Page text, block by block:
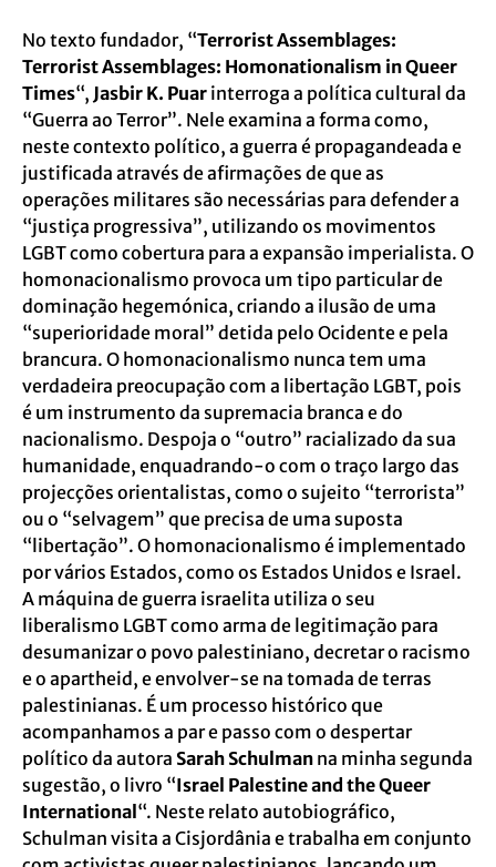
No texto fundador, “Terrorist Assemblages:
Terrorist Assemblages: Homonationalism in Queer
Times“, Jasbir K. Puar interroga a política cultural da
“Guerra ao Terror”. Nele examina a forma como,
neste contexto político, a guerra é propagandeada e
justificada através de afirmações de que as
operações militares são necessárias para defender a
“justiça progressiva”, utilizando os movimentos
LGBT como cobertura para a expansão imperialista. O
homonacionalismo provoca um tipo particular de
dominação hegemónica, criando a ilusão de uma
“superioridade moral” detida pelo Ocidente e pela
brancura. O homonacionalismo nunca tem uma
verdadeira preocupação com a libertação LGBT, pois
é um instrumento da supremacia branca e do
nacionalismo. Despoja o “outro” racializado da sua
humanidade, enquadrando-o com o traço largo das
projecções orientalistas, como o sujeito “terrorista”
ou o “selvagem” que precisa de uma suposta
“libertação”. O homonacionalismo é implementado
por vários Estados, como os Estados Unidos e Israel.
A máquina de guerra israelita utiliza o seu
liberalismo LGBT como arma de legitimação para
desumanizar o povo palestiniano, decretar o racismo
e o apartheid, e envolver-se na tomada de terras
palestinianas. É um processo histórico que
acompanhamos a par e passo com o despertar
político da autora Sarah Schulman na minha segunda
sugestão, o livro “Israel Palestine and the Queer
International “. Neste relato autobiográfico,
Schulman visita a Cisjordânia e trabalha em conjunto